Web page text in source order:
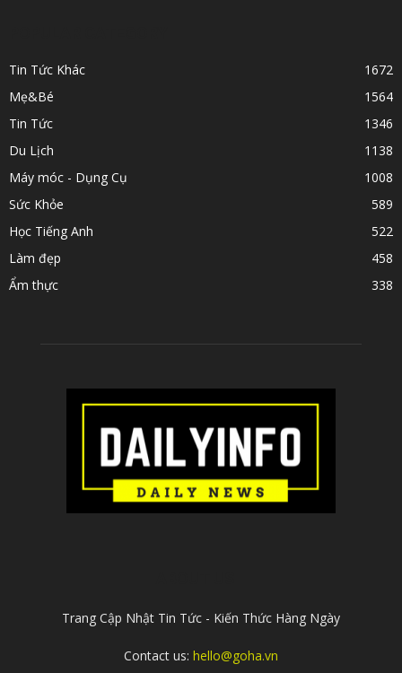
Tin Tức Khác
1672
Mẹ&Bé
1564
Tin Tức
1346
Du Lịch
1138
Máy móc - Dụng Cụ
1008
Sức Khỏe
589
Học Tiếng Anh
522
Làm đẹp
458
Ẩm thực
338
Trang Cập Nhật Tin Tức - Kiến Thức Hàng Ngày
Contact us: hello@goha.vn